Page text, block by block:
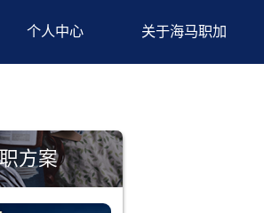
成功案例 个人中心
推荐求职方案